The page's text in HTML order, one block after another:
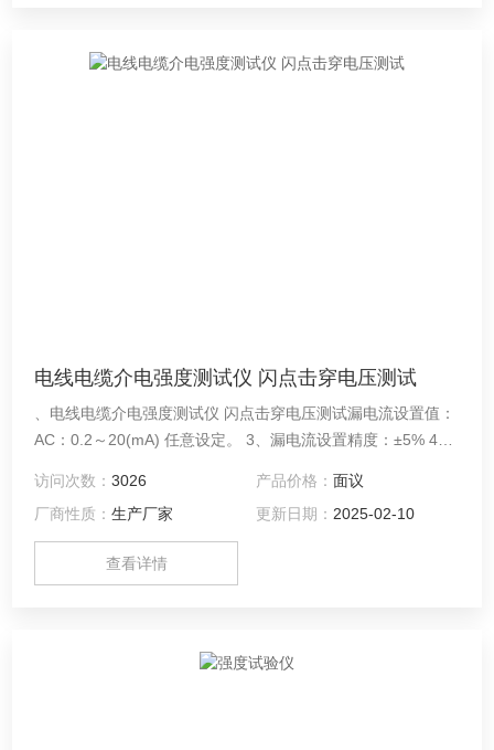
电线电缆介电强度测试仪 闪点击穿电压测试
、电线电缆介电强度测试仪 闪点击穿电压测试漏电流设置值：
AC：0.2～20(mA) 任意设定。 3、漏电流设置精度：±5% 4、
访问次数：3026 产品价格： 面议
厂商性质：生产厂家 更新日期： 2025-02-10
查看详情